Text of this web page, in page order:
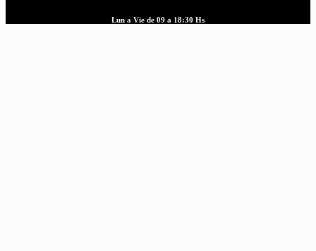
Lun a Vie de 09 a 18:30 Hs